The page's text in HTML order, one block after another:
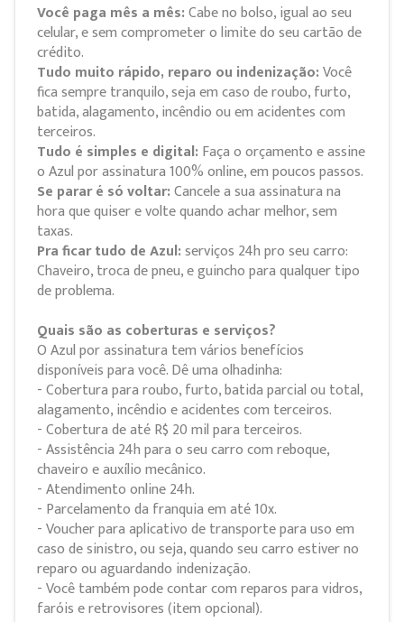
Você paga mês a mês:Cabe no bolso, igual ao seu
celular, e sem comprometer o limite do seu cartão de
crédito.
Tudo muito rápido, reparo ou indenização:Você
fica sempre tranquilo, seja em caso de roubo, furto,
batida, alagamento, incêndio ou em acidentes com
terceiros.
Tudo é simples e digital: Faça o orçamento e assine
o Azul por assinatura 100% online, em poucos passos.
Se parar é só voltar:Cancele a sua assinatura na
hora que quiser e volte quando achar melhor, sem
taxas.
Pra ficar tudo de Azul:serviços 24h pro seu carro:
Chaveiro, troca de pneu, e guincho para qualquer tipo
de problema.
Quais são as coberturas e serviços?
O Azul por assinatura tem vários benefícios
disponíveis para você. Dê uma olhadinha:
- Cobertura para roubo, furto, batida parcial ou total,
alagamento, incêndio e acidentes com terceiros.
- Cobertura de até R$ 20 mil para terceiros.
- Assistência 24h para o seu carro com reboque,
chaveiro e auxílio mecânico.
- Atendimento online 24h.
- Parcelamento da franquia em até 10x.
- Voucher para aplicativo de transporte para uso em
caso de sinistro, ou seja, quando seu carro estiver no
reparo ou aguardando indenização.
- Você também pode contar com reparos para vidros,
faróis e retrovisores (item opcional).